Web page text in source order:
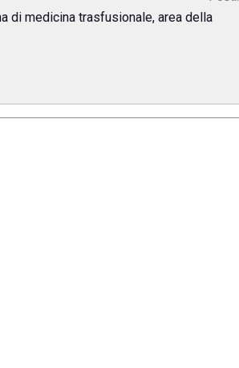
di medicina trasfusionale, area della